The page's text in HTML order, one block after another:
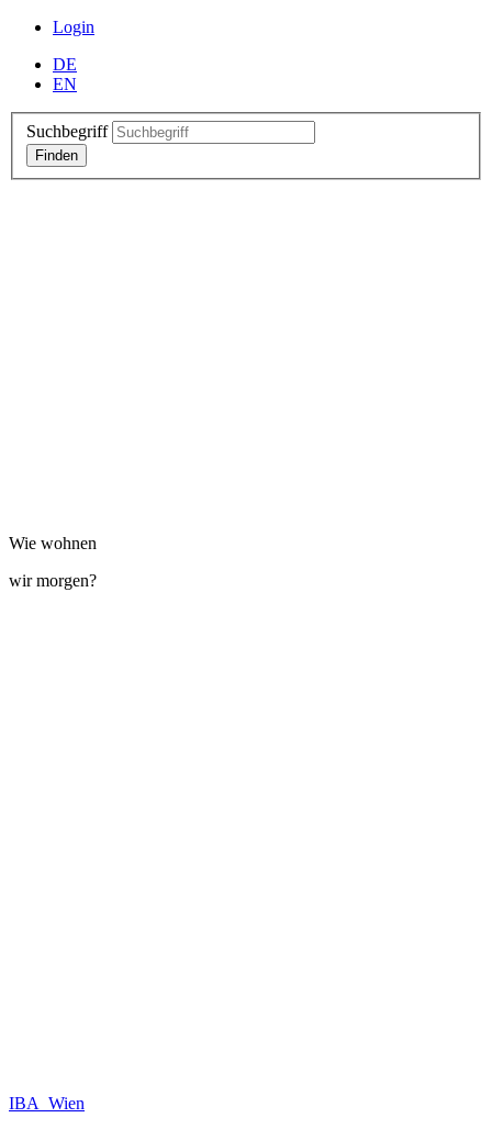
Login
DE
EN
Suchbegriff
Wie wohnen
wir morgen?
IBA_Wien